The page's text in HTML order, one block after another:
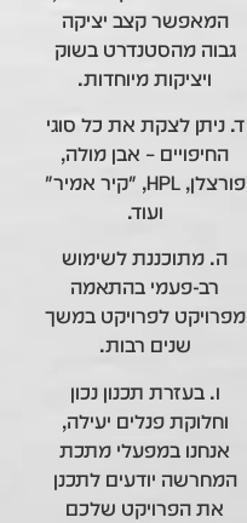
המאפשר קצב יציקה
גבוה מהסטנדרט בשוק
ויציקות מיוחדות.
ד. ניתן לצקת את כל סוגי
החיפויים – אבן מולה,
פורצלן, HPL, "קיר אמיר"
ועוד.
ה. מתוכננת לשימוש
רב-פעמי בהתאמה
מפרויקט לפרויקט במשך
שנים רבות.
ו. בעזרת תכנון נכון
וחלוקת פנלים יעילה,
אנחנו במפעלי מתכת
המחרשה יודעים לתכנן
את הפרויקט שלכם